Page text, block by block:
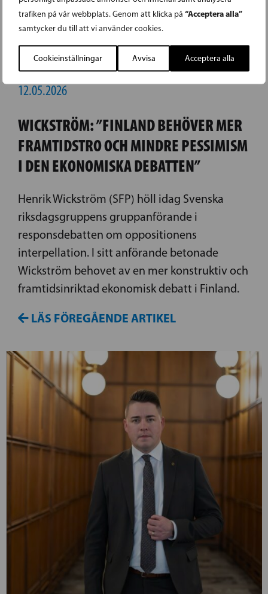
trafiken på vår webbplats. Genom att klicka på “Acceptera alla”
samtycker du till att vi använder cookies.
Cookieinställningar Avvisa Acceptera alla
12.05.2026
WICKSTRÖM: ”FINLAND BEHÖVER MER
FRAMTIDSTRO OCH MINDRE PESSIMISM
I DEN EKONOMISKA DEBATTEN”
Henrik Wickström (SFP) höll idag Svenska
riksdagsgruppens gruppanförande i
responsdebatten om oppositionens
interpellation. I sitt anförande betonade
Wickström behovet av en mer konstruktiv och
framtidsinriktad ekonomisk debatt i Finland.
LÄS FÖREGÅENDE ARTIKEL